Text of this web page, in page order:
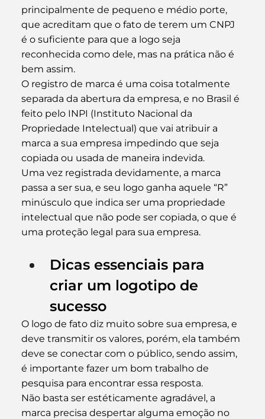
principalmente de pequeno e médio porte,
que acreditam que o fato de terem um CNPJ
é o suficiente para que a logo seja
reconhecida como dele, mas na prática não é
bem assim.
O registro de marca é uma coisa totalmente
separada da abertura da empresa, e no Brasil é
feito pelo INPI (Instituto Nacional da
Propriedade Intelectual) que vai atribuir a
marca a sua empresa impedindo que seja
copiada ou usada de maneira indevida.
Uma vez registrada devidamente, a marca
passa a ser sua, e seu logo ganha aquele “R”
minúsculo que indica ser uma propriedade
intelectual que não pode ser copiada, o que é
uma proteção legal para sua empresa.
Dicas essenciais para
criar um logotipo de
sucesso
O logo de fato diz muito sobre sua empresa, e
deve transmitir os valores, porém, ela também
deve se conectar com o público, sendo assim,
é importante fazer um bom trabalho de
pesquisa para encontrar essa resposta.
Não basta ser estéticamente agradável, a
marca precisa despertar alguma emoção no